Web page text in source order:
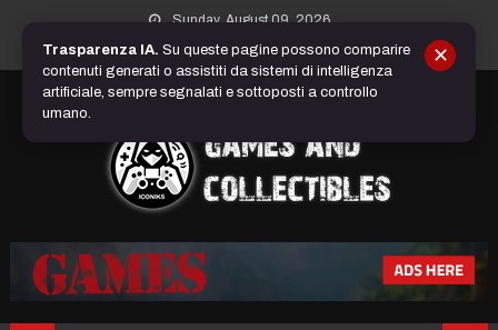
content
Sunday, August 09, 2026
Trasparenza IA. Su queste pagine possono comparire
contenuti generati o assistiti da sistemi di intelligenza
artificiale, sempre segnalati e sottoposti a controllo
umano.
✕